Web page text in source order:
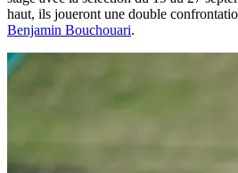
haut, ils joueront une double
Benjamin Bouchouari.